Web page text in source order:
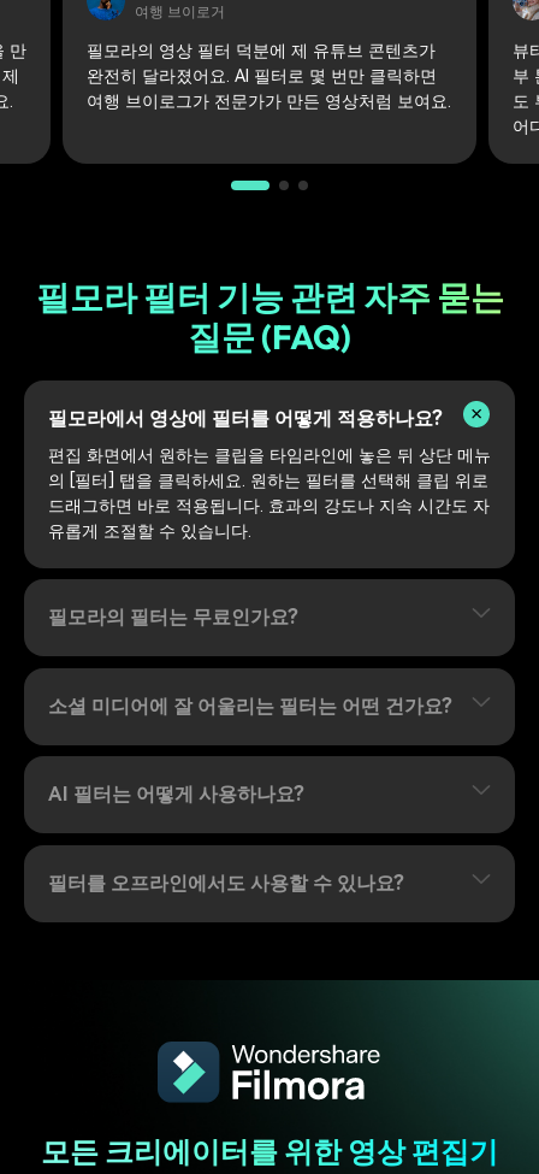
만
여행 브이로거
필모라의 영상 필터 덕분에 제 유튜브 콘텐츠가
완전히 달라졌어요. AI 필터로 몇 번만 클릭하면
여행 브이로그가 전문가가 만든 영상처럼 보여요.
뷰
부
도
어
필모라 필터 기능 관련 자주 묻는
질문 (FAQ)
필모라에서 영상에 필터를 어떻게 적용하나요?
편집 화면에서 원하는 클립을 타임라인에 놓은 뒤 상단 메뉴
의 [필터] 탭을 클릭하세요. 원하는 필터를 선택해 클립 위로
드래그하면 바로 적용됩니다. 효과의 강도나 지속 시간도 자
유롭게 조절할 수 있습니다.
필모라의 필터는 무료인가요?
소셜 미디어에 잘 어울리는 필터는 어떤 건가요?
AI 필터는 어떻게 사용하나요?
필터를 오프라인에서도 사용할 수 있나요?
모든 크리에이터를 위한 영상 편집기